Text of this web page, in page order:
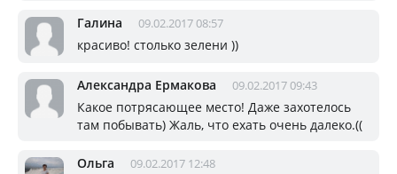
Галина 09.02.2017 08:57
красиво! столько зелени ))
Александра Ермакова 09.02.2017 09:43
Какое потрясающее место! Даже захотелось
там побывать) Жаль, что ехать очень далеко.((
Ольга 09.02.2017 12:48